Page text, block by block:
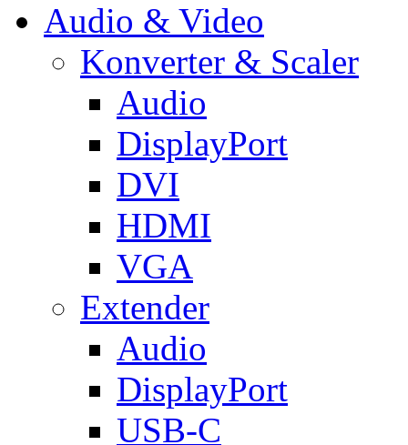
Audio & Video
Konverter & Scaler
Audio
DisplayPort
DVI
HDMI
VGA
Extender
Audio
DisplayPort
USB-C